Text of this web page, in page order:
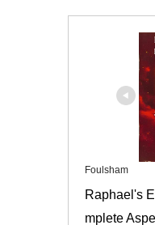
Foulsham
Raphael's
mplete